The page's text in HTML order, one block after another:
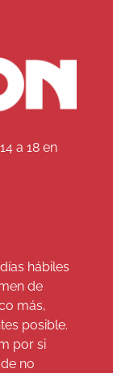
a 18 en
hábiles
de
más,
posible.
por si
no